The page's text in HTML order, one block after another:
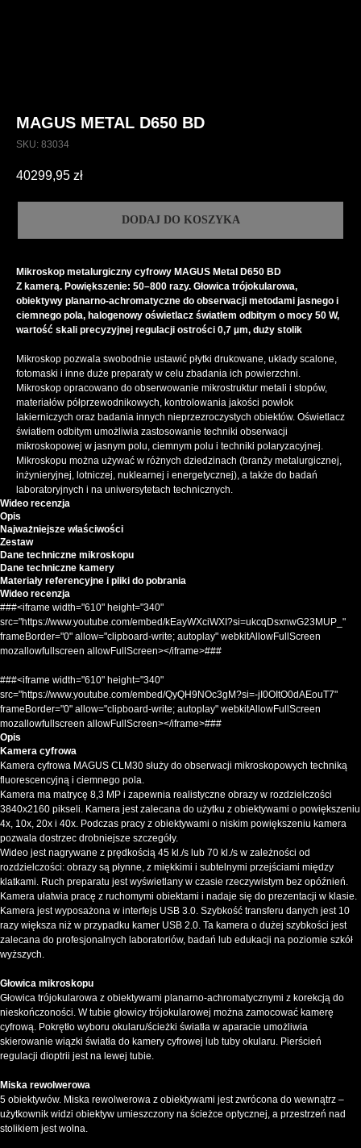
MAGUS METAL D650 BD
SKU: 83034
40299,95 zł
DODAJ DO KOSZYKA
Mikroskop metalurgiczny cyfrowy MAGUS Metal D650 BD
Z kamerą. Powiększenie: 50–800 razy. Głowica trójokularowa,
obiektywy planarno-achromatyczne do obserwacji metodami jasnego i
ciemnego pola, halogenowy oświetlacz światłem odbitym o mocy 50 W,
wartość skali precyzyjnej regulacji ostrości 0,7 µm, duży stolik
Mikroskop pozwala swobodnie ustawić płytki drukowane, układy scalone,
fotomaski i inne duże preparaty w celu zbadania ich powierzchni.
Mikroskop opracowano do obserwowanie mikrostruktur metali i stopów,
materiałów półprzewodnikowych, kontrolowania jakości powłok
lakierniczych oraz badania innych nieprzezroczystych obiektów. Oświetlacz
światłem odbitym umożliwia zastosowanie techniki obserwacji
mikroskopowej w jasnym polu, ciemnym polu i techniki polaryzacyjnej.
Mikroskopu można używać w różnych dziedzinach (branży metalurgicznej,
inżynieryjnej, lotniczej, nuklearnej i energetycznej), a także do badań
laboratoryjnych i na uniwersytetach technicznych.
Wideo recenzja
Opis
Najważniejsze właściwości
Zestaw
Dane techniczne mikroskopu
Dane techniczne kamery
Materiały referencyjne i pliki do pobrania
Wideo recenzja
###<iframe width="610" height="340"
src="https://www.youtube.com/embed/kEayWXciWXI?si=ukcqDsxnwG23MUP_"
frameBorder="0" allow="clipboard-write; autoplay" webkitAllowFullScreen
mozallowfullscreen allowFullScreen></iframe>###
###<iframe width="610" height="340"
src="https://www.youtube.com/embed/QyQH9NOc3gM?si=-jI0OItO0dAEouT7"
frameBorder="0" allow="clipboard-write; autoplay" webkitAllowFullScreen
mozallowfullscreen allowFullScreen></iframe>###
Opis
Kamera cyfrowa
Kamera cyfrowa MAGUS CLM30 służy do obserwacji mikroskopowych techniką
fluorescencyjną i ciemnego pola.
Kamera ma matrycę 8,3 MP i zapewnia realistyczne obrazy w rozdzielczości
3840x2160 pikseli. Kamera jest zalecana do użytku z obiektywami o powiększeniu
4x, 10x, 20x i 40x. Podczas pracy z obiektywami o niskim powiększeniu kamera
pozwala dostrzec drobniejsze szczegóły.
Wideo jest nagrywane z prędkością 45 kl./s lub 70 kl./s w zależności od
rozdzielczości: obrazy są płynne, z miękkimi i subtelnymi przejściami między
klatkami. Ruch preparatu jest wyświetlany w czasie rzeczywistym bez opóźnień.
Kamera ułatwia pracę z ruchomymi obiektami i nadaje się do prezentacji w klasie.
Kamera jest wyposażona w interfejs USB 3.0. Szybkość transferu danych jest 10
razy większa niż w przypadku kamer USB 2.0. Ta kamera o dużej szybkości jest
zalecana do profesjonalnych laboratoriów, badań lub edukacji na poziomie szkół
wyższych.
Głowica mikroskopu
Głowica trójokularowa z obiektywami planarno-achromatycznymi z korekcją do
nieskończoności. W tubie głowicy trójokularowej można zamocować kamerę
cyfrową. Pokrętło wyboru okularu/ścieżki światła w aparacie umożliwia
skierowanie wiązki światła do kamery cyfrowej lub tuby okularu. Pierścień
regulacji dioptrii jest na lewej tubie.
Miska rewolwerowa
5 obiektywów. Miska rewolwerowa z obiektywami jest zwrócona do wewnątrz –
użytkownik widzi obiektyw umieszczony na ścieżce optycznej, a przestrzeń nad
stolikiem jest wolna.